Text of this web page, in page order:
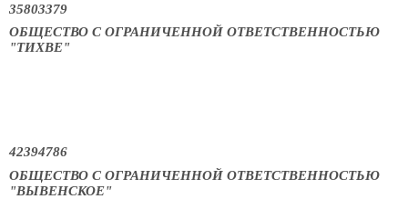
35803379
ОБЩЕСТВО С ОГРАНИЧЕННОЙ ОТВЕТСТВЕННОСТЬЮ
"ТИХВЕ"
42394786
ОБЩЕСТВО С ОГРАНИЧЕННОЙ ОТВЕТСТВЕННОСТЬЮ
"ВЫВЕНСКОЕ"